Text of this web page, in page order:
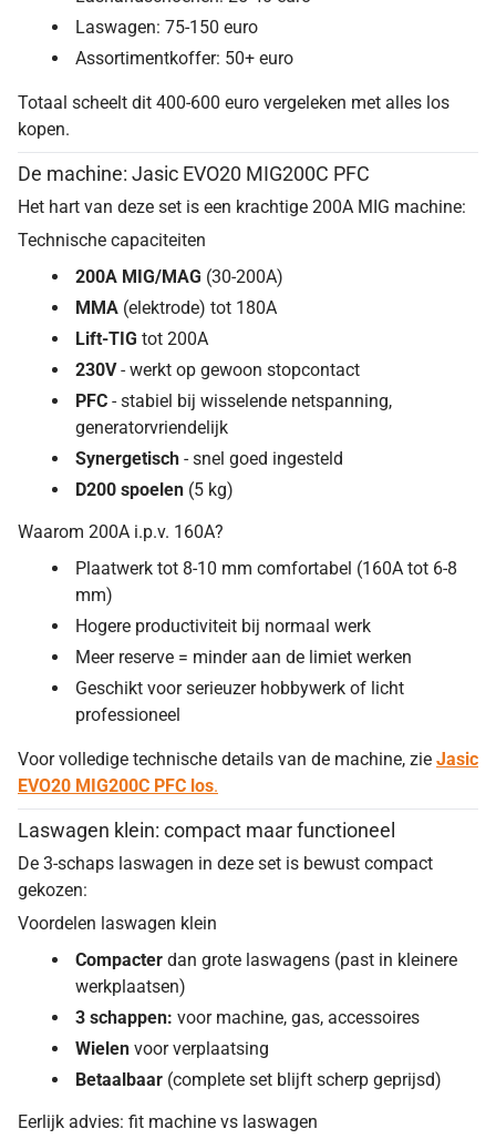
Laswagen: 75-150 euro
Assortimentkoffer: 50+ euro
Totaal scheelt dit 400-600 euro vergeleken met alles los
kopen.
De machine: Jasic EVO20 MIG200C PFC
Het hart van deze set is een krachtige 200A MIG machine:
Technische capaciteiten
200A MIG/MAG (30-200A)
MMA (elektrode) tot 180A
Lift-TIG tot 200A
230V- werkt op gewoon stopcontact
PFC - stabiel bij wisselende netspanning,
generatorvriendelijk
Synergetisch - snel goed ingesteld
D200 spoelen (5 kg)
Waarom 200A i.p.v. 160A?
Plaatwerk tot 8-10 mm comfortabel (160A tot 6-8
mm)
Hogere productiviteit bij normaal werk
Meer reserve = minder aan de limiet werken
Geschikt voor serieuzer hobbywerk of licht
professioneel
Voor volledige technische details van de machine, zie Jasic
EVO20 MIG200C PFC los.
Laswagen klein: compact maar functioneel
De 3-schaps laswagen in deze set is bewust compact
gekozen:
Voordelen laswagen klein
Compacter dan grote laswagens (past in kleinere
werkplaatsen)
3 schappen: voor machine, gas, accessoires
Wielen voor verplaatsing
Betaalbaar (complete set blijft scherp geprijsd)
Eerlijk advies: fit machine vs laswagen